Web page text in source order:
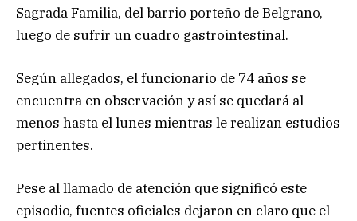
Sagrada Familia, del barrio porteño de Belgrano,
luego de sufrir un cuadro gastrointestinal.
Según allegados, el funcionario de 74 años se
encuentra en observación y así se quedará al
menos hasta el lunes mientras le realizan estudios
pertinentes.
Pese al llamado de atención que significó este
episodio, fuentes oficiales dejaron en claro que el